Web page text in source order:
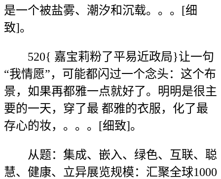
是一个被盐雾、潮汐和沉载。。。[细
致]。
520{ 嘉宝莉粉了平易近政局}让一句
“我情愿”，可能都闪过一个念头：这个布
景，如果再都雅一点就好了。明明是很主
要的一天，穿了最 都雅的衣服，化了最
存心的妆，。。。[细致]。
从题：集成、嵌入、绿色、互联、聪
慧、健康、立异展览规模：汇聚全球1000